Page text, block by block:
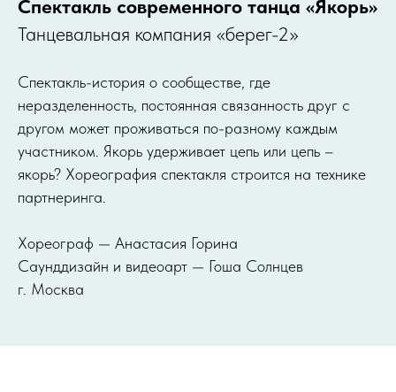
Спектакль современного танца «Якорь»
Танцевальная компания «берег-2»
Спектакль-история о сообществе, где
неразделенность, постоянная связанность друг с
другом может проживаться по-разному каждым
участником. Якорь удерживает цепь или цепь –
якорь? Хореография спектакля строится на технике
партнеринга.
Хореограф — Анастасия Горина
Саунддизайн и видеоарт — Гоша Солнцев
г. Москва